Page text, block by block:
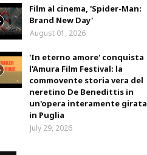
Film al cinema, 'Spider-Man:
Brand New Day'
August 01, 2026
'In eterno amore' conquista
l'Amura Film Festival: la
commovente storia vera del
neretino De Benedittis in
un'opera interamente girata
in Puglia
July 29, 2026